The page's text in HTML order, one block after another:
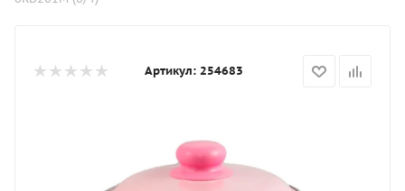
Артикул: 254683